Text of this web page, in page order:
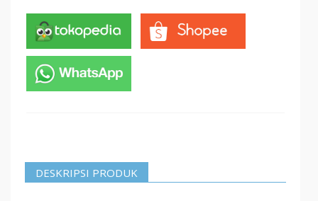
DESKRIPSI PRODUK